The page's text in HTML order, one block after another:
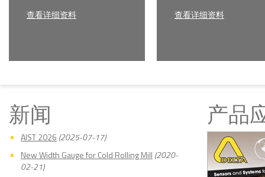
查看详细资料 查看详细资料
新闻
AIST 2026 (2025-07-17)
New Width Gauge for Cold Rolling Mill (2020-
02-21)
产品